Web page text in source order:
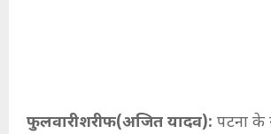
फुलवारीशरीफ(अजित यादव): पटना के